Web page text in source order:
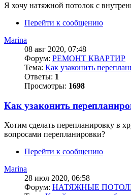
Я хочу натяжной потолок с
Перейти к сообщению
Marina
08 авг 2020, 07:48
Форум: РЕМОНТ КВАРТИР
Тема: Как узаконить
Ответы: 1
Просмотры: 1698
Как узаконить
Хотим сделать перепланировку в
вопросами перепланировки?
Перейти к сообщению
Marina
28 июл 2020, 06:58
Форум: НАТЯЖНЫЕ